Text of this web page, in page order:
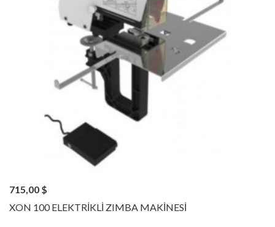
715,00 $
XON 100 ELEKTRİKLİ ZIMBA MAKİNESİ